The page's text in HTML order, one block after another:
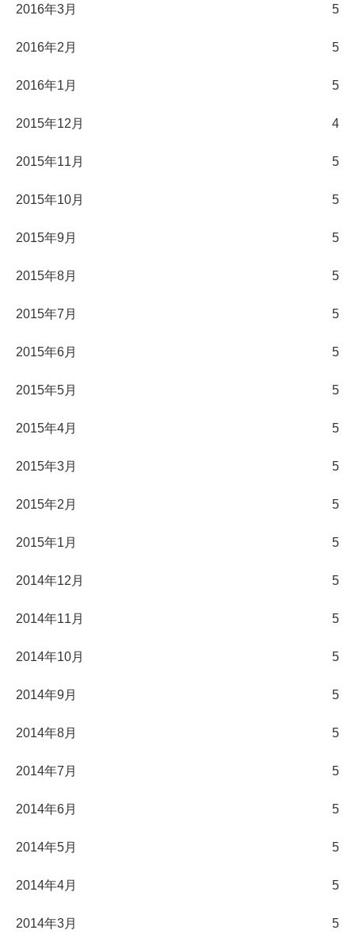
2016年3月 5
2016年2月 5
2016年1月 5
2015年12月 4
2015年11月 5
2015年10月 5
2015年9月 5
2015年8月 5
2015年7月 5
2015年6月 5
2015年5月 5
2015年4月 5
2015年3月 5
2015年2月 5
2015年1月 5
2014年12月 5
2014年11月 5
2014年10月 5
2014年9月 5
2014年8月 5
2014年7月 5
2014年6月 5
2014年5月 5
2014年4月 5
2014年3月 5